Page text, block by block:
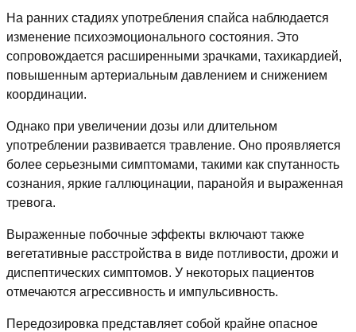
На ранних стадиях употребления спайса наблюдается
изменение психоэмоционального состояния. Это
сопровождается расширенными зрачками, тахикардией,
повышенным артериальным давлением и снижением
координации.
Однако при увеличении дозы или длительном
употреблении развивается травление. Оно проявляется
более серьезными симптомами, такими как спутанность
сознания, яркие галлюцинации, паранойя и выраженная
тревога.
Выраженные побочные эффекты включают также
вегетативные расстройства в виде потливости, дрожи и
диспептических симптомов. У некоторых пациентов
отмечаются агрессивность и импульсивность.
Передозировка представляет собой крайне опасное